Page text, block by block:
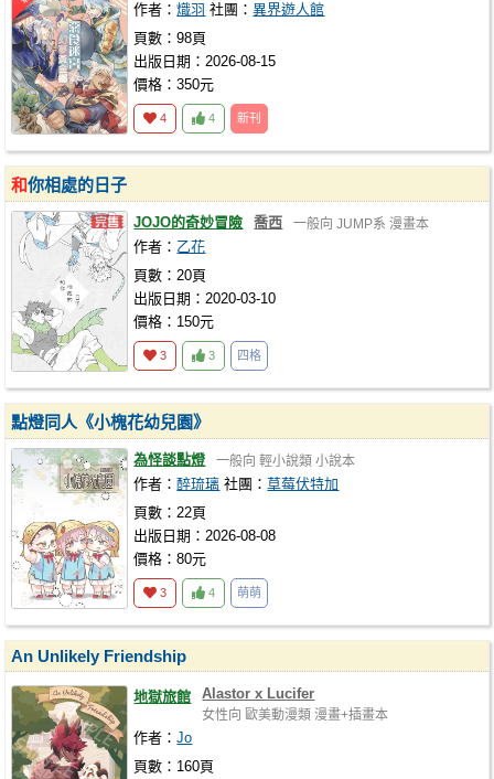
作者：熾羽 社團：異界遊人館
頁數：98頁
出版日期：2026-08-15
價格：350元
4 4 新刊
和你相處的日子
JOJO的奇妙冒險 喬西 一般向 JUMP系 漫畫本
作者： 乙花
頁數：20頁
出版日期：2020-03-10
價格：150元
3 3 四格
點燈同人《小槐花幼兒園》
為怪談點燈 一般向 輕小說類 小說本
作者：醉琉璃 社團：草莓伏特加
頁數：22頁
出版日期：2026-08-08
價格：80元
3 4 萌萌
An Unlikely Friendship
地獄旅館 Alastor x Lucifer
女性向 歐美動漫類 漫畫+插畫本
作者：Jo
頁數：160頁